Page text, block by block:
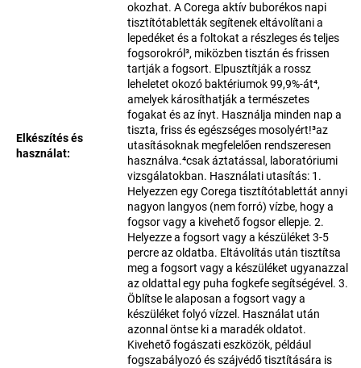
Elkészítés és
használat:
okozhat. A Corega aktív buborékos napi
tisztítótabletták segítenek eltávolítani a
lepedéket és a foltokat a részleges és teljes
fogsorokról³, miközben tisztán és frissen
tartják a fogsort. Elpusztítják a rossz
leheletet okozó baktériumok 99,9%-át⁴,
amelyek károsíthatják a természetes
fogakat és az ínyt. Használja minden nap a
tiszta, friss és egészséges mosolyért!³az
utasításoknak megfelelően rendszeresen
használva.⁴csak áztatással, laboratóriumi
vizsgálatokban. Használati utasítás: 1.
Helyezzen egy Corega tisztítótablettát annyi
nagyon langyos (nem forró) vízbe, hogy a
fogsor vagy a kivehető fogsor ellepje. 2.
Helyezze a fogsort vagy a készüléket 3-5
percre az oldatba. Eltávolítás után tisztítsa
meg a fogsort vagy a készüléket ugyanazzal
az oldattal egy puha fogkefe segítségével. 3.
Öblítse le alaposan a fogsort vagy a
készüléket folyó vízzel. Használat után
azonnal öntse ki a maradék oldatot.
Kivehető fogászati eszközök, például
fogszabályozó és szájvédő tisztítására is